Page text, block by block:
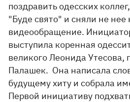
поздравить одесских
"Буде свято" и сняли не нее
видеообращение.
выступила коренная
великого Леонида Утесова,
Палашек. Она написала
будущему хиту и собрала
Первой инициативу